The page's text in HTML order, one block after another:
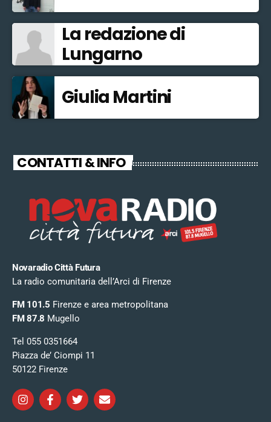
La redazione di
Lungarno
Giulia Martini
CONTATTI & INFO
Novaradio Città Futura
La radio comunitaria dell’Arci di Firenze
FM 101.5 Firenze e area metropolitana
FM 87.8 Mugello
Tel 055 0351664
Piazza de’ Ciompi 11
50122 Firenze